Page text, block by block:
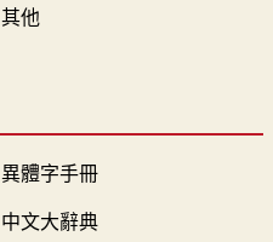
其他
異體字手冊
中文大辭典